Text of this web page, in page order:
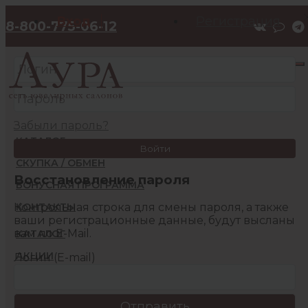
8-800-775-06-12
КАТАЛОГ
СКУПКА / ОБМЕН
БОНУСНАЯ ПРОГРАММА
КОНТАКТЫ
КАТАЛОГ
АКЦИИ
Вход Регистрация
Войти
Восстановление пароля
Контрольная строка для смены пароля, а также
ваши регистрационные данные, будут высланы
вам по E-Mail.
Логин (E-mail)